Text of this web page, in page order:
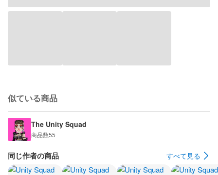
似ている商品
The Unity Squad
商品数55
同じ作者の商品 すべて見る